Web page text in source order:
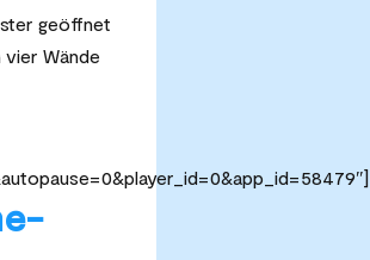
geöffnet
Wände